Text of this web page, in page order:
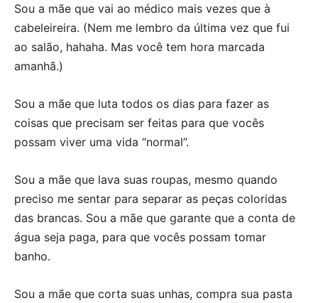
Sou a mãe que vai ao médico mais vezes que à
cabeleireira. (Nem me lembro da última vez que fui
ao salão, hahaha. Mas você tem hora marcada
amanhã.)
Sou a mãe que luta todos os dias para fazer as
coisas que precisam ser feitas para que vocês
possam viver uma vida “normal”.
Sou a mãe que lava suas roupas, mesmo quando
preciso me sentar para separar as peças coloridas
das brancas. Sou a mãe que garante que a conta de
água seja paga, para que vocês possam tomar
banho.
Sou a mãe que corta suas unhas, compra sua pasta